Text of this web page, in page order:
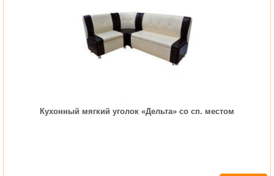
Кухонный мягкий уголок «Дельта» со сп. местом